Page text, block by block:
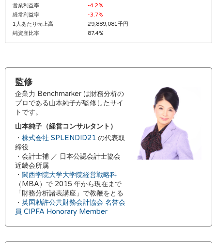
営業利益率
-4.2%
経常利益率
-3.7%
1人あたり売上高
29,889,081千円
純資産比率
87.4%
監修
企業力 Benchmarker は財務分析の
プロである山本純子が監修したサイ
トです。
山本純子（経営コンサルタント）
・ 株式会社 SPLENDID21 の代表取
締役
・会計士補 ／ 日本公認会計士協会
近畿会所属
・ 関西学院大学大学院経営戦略科
（MBA）で 2015 年から現在まで
「財務分析諸表講座」で教鞭をとる
・ 英国勅許公共財務会計協会 名誉会
員 CIPFA Honorary Member